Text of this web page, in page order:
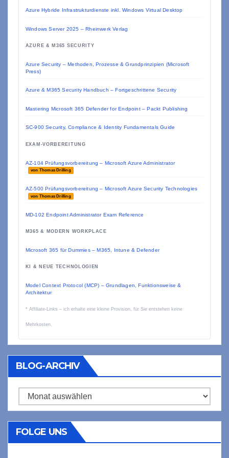
Azure Hybride Infrastrukturdienste inkl. Windows Virtual Desktop
Windows Server 2025 – Rheinwerk Verlag
AZURE & M365 SECURITY
Azure Security – Methoden, Prozesse & Grundprinzipien (Microsoft
Press)
Azure & M365 Security Handbuch – Fortgeschrittene Security
Mastering Microsoft 365 Defender for Endpoint – Packt Publishing
SC-900 Security, Compliance & Identity Fundamentals Guide
EXAM-VORBEREITUNG
AZ-104 Prüfungsvorbereitung – Microsoft Azure Administrator
von Thomas Drilling
AZ-500 Prüfungsvorbereitung – Microsoft Azure Security Technologies
von Thomas Drilling
MD-102 Endpoint Administrator Exam Reference
M365 & MODERN WORKPLACE
Microsoft 365 für Dummies – M365, Intune & Defender
KI & NEUE TECHNOLOGIEN
Model Context Protocol (MCP) – Grundlagen, Funktionsweise &
Architektur
* Affiliate-Links – ich erhalte eine kleine Provision, für Sie entstehen keine
Mehrkosten.
BLOG-ARCHIV
Blog-
Archiv
FOLGE UNS